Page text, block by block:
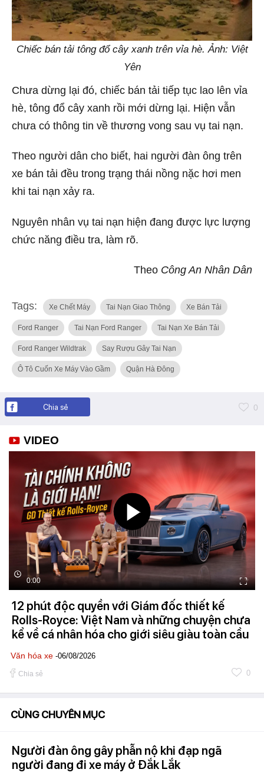
Chiếc bán tải tông đổ cây xanh trên vỉa hè. Ảnh: Việt
Yên
Chưa dừng lại đó, chiếc bán tải tiếp tục lao lên vỉa
hè, tông đổ cây xanh rồi mới dừng lại. Hiện vẫn
chưa có thông tin về thương vong sau vụ tai nạn.
Theo người dân cho biết, hai người đàn ông trên
xe bán tải đều trong trạng thái nồng nặc hơi men
khi tai nạn xảy ra.
Nguyên nhân vụ tai nạn hiện đang được lực lượng
chức năng điều tra, làm rõ.
Theo Công An Nhân Dân
Tags: Xe Chết Máy Tai Nạn Giao Thông Xe Bán Tải
Ford Ranger Tai Nạn Ford Ranger Tai Nạn Xe Bán Tải
Ford Ranger Wildtrak Say Rượu Gây Tai Nạn
Ô Tô Cuốn Xe Máy Vào Gầm Quận Hà Đông
Chia sẻ 0
VIDEO
0:00
12 phút độc quyền với Giám đốc thiết kế
Rolls-Royce: Việt Nam và những chuyện chưa
kể về cá nhân hóa cho giới siêu giàu toàn cầu
Văn hóa xe -06/08/2026
Chia sẻ 0
CÙNG CHUYÊN MỤC
Người đàn ông gây phẫn nộ khi đạp ngã
người đang đi xe máy ở Đắk Lắk